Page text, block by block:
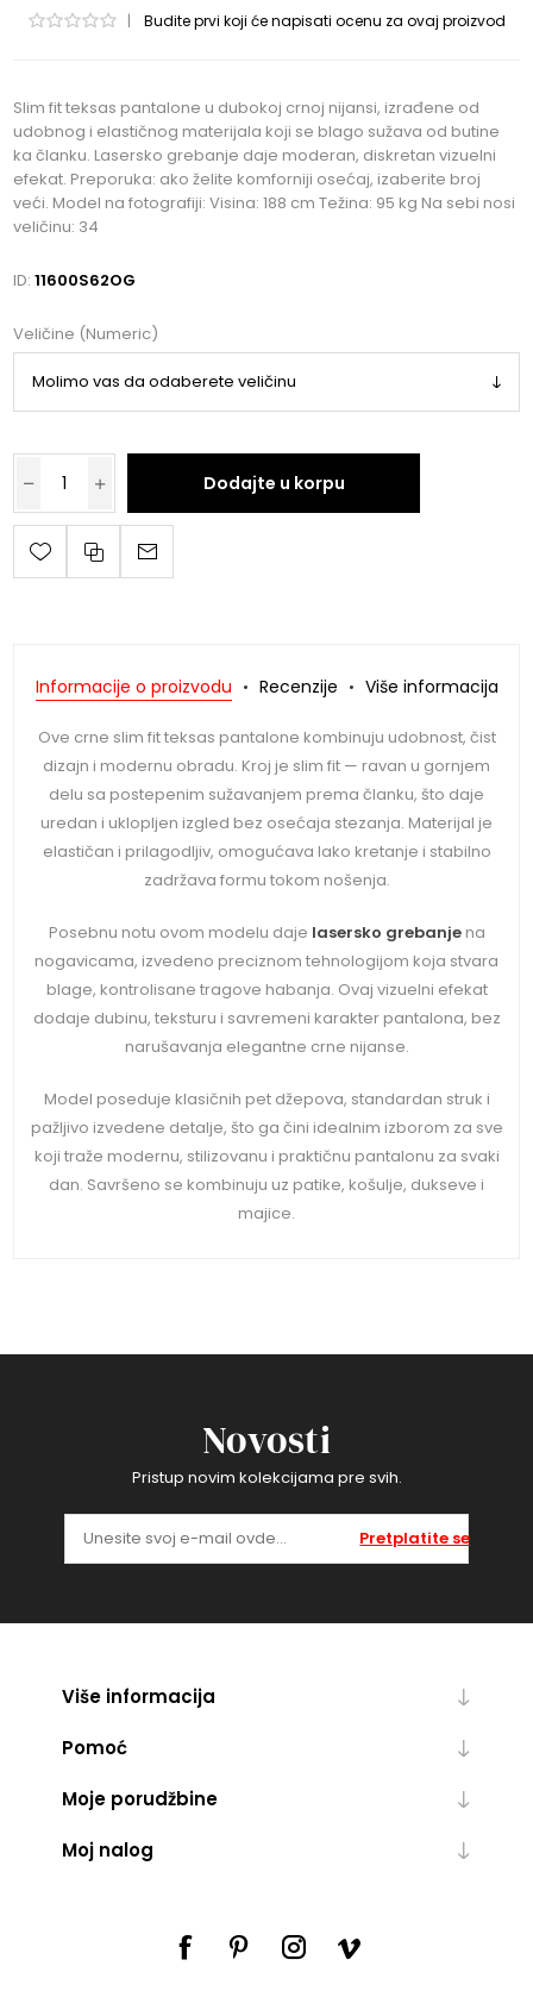
| Budite prvi koji će napisati ocenu za ovaj proizvod
Slim fit teksas pantalone u dubokoj crnoj nijansi, izrađene od
udobnog i elastičnog materijala koji se blago sužava od butine
ka članku. Lasersko grebanje daje moderan, diskretan vizuelni
efekat. Preporuka: ako želite komforniji osećaj, izaberite broj
veći. Model na fotografiji: Visina: 188 cm Težina: 95 kg Na sebi nosi
veličinu: 34
ID: 11600S62OG
Veličine (Numeric)
Dodajte u korpu
Informacije o proizvodu Recenzije Više informacija
Ove crne slim fit teksas pantalone kombinuju udobnost, čist
dizajn i modernu obradu. Kroj je slim fit — ravan u gornjem
delu sa postepenim sužavanjem prema članku, što daje
uredan i uklopljen izgled bez osećaja stezanja. Materijal je
elastičan i prilagodljiv, omogućava lako kretanje i stabilno
zadržava formu tokom nošenja.
Posebnu notu ovom modelu daje lasersko grebanjena
nogavicama, izvedeno preciznom tehnologijom koja stvara
blage, kontrolisane tragove habanja. Ovaj vizuelni efekat
dodaje dubinu, teksturu i savremeni karakter pantalona, bez
narušavanja elegantne crne nijanse.
Model poseduje klasičnih pet džepova, standardan struk i
pažljivo izvedene detalje, što ga čini idealnim izborom za sve
koji traže modernu, stilizovanu i praktičnu pantalonu za svaki
dan. Savršeno se kombinuju uz patike, košulje, dukseve i
majice.
Novosti
Pristup novim kolekcijama pre svih.
Pretplatite se
Više informacija
Pomoć
Moje porudžbine
Moj nalog